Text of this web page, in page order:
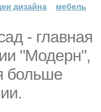
дизайна мебель
- главная
"Модерн",
больше